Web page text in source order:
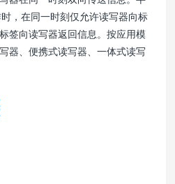
，在同一时刻仅允许读写器向标
签向读写器返回信息。按应用模
器、便携式读写器、一体式读写